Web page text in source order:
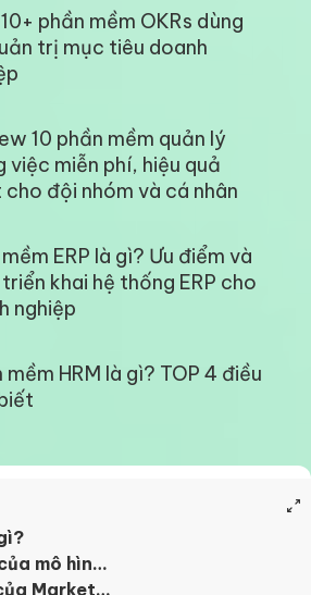
phần mềm OKRs dùng
trị mục tiêu doanh
10 phần mềm quản lý
việc miễn phí, hiệu quả
cho đội nhóm và cá nhân
ERP là gì? Ưu điểm và
khai hệ thống ERP cho
nghiệp
mềm HRM là gì? TOP 4 điều
Marketplace